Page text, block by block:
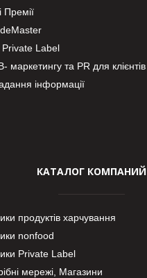
Премії
Label
маркетингу та PR для клієнтів
інформації
КАТАЛОГ КОМПАНИЙ
продуктів харчування
nonfood
Private Label
мережі, Магазини